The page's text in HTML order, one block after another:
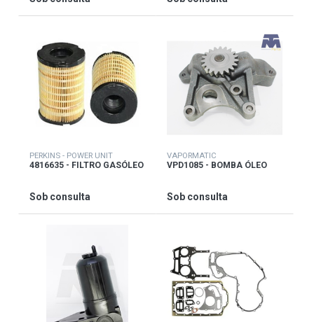
PERKINS - POWER UNIT
4816635 - FILTRO GASÓLEO
Sob consulta
VAPORMATIC
VPD1085 - BOMBA ÓLEO
Sob consulta